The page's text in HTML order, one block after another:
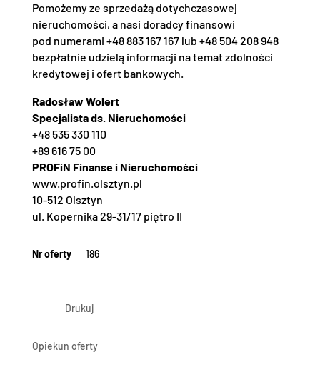
Pomożemy ze sprzedażą dotychczasowej
nieruchomości, a nasi doradcy finansowi
pod numerami +48 883 167 167 lub +48 504 208 948
bezpłatnie udzielą informacji na temat zdolności
kredytowej i ofert bankowych.
Radosław Wolert
Specjalista ds. Nieruchomości
+48 535 330 110
+89 616 75 00
PROFiN Finanse i Nieruchomości
www.profin.olsztyn.pl
10-512 Olsztyn
ul. Kopernika 29-31/17 piętro II
Nr oferty 186
Drukuj
Opiekun oferty